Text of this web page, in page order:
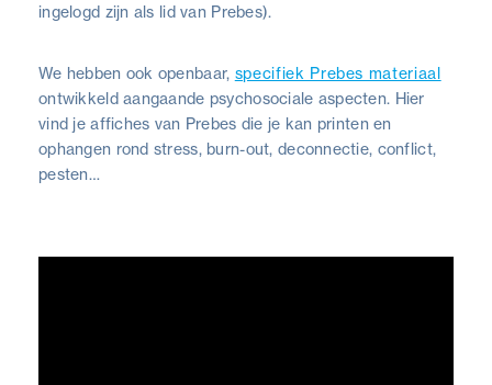
ingelogd zijn als lid van Prebes).
We hebben ook openbaar, specifiek Prebes materiaal
ontwikkeld aangaande psychosociale aspecten. Hier
vind je affiches van Prebes die je kan printen en
ophangen rond stress, burn-out, deconnectie, conflict,
pesten…